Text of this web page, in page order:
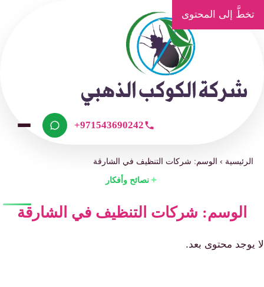
تخطَّ إلى المحتوى
+971543690242
الرئيسية ›الوسم: شركات التنظيف في الشارقة
نصائح وأفكار
الوسم: شركات التنظيف في الشارقة
لا يوجد محتوى بعد.